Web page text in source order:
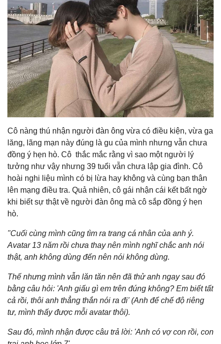
Cô nàng thú nhận người đàn ông vừa có điều kiện, vừa ga
lăng, lãng mạn này đúng là gu của mình nhưng vẫn chưa
đồng ý hẹn hò. Cô thắc mắc rằng vì sao một người lý
tưởng như vậy nhưng 39 tuổi vẫn chưa lập gia đình. Cô
hoài nghi liệu mình có bị lừa hay không và cùng bạn thân
lên mạng điều tra. Quả nhiên, cô gái nhận cái kết bất ngờ
khi biết sự thật về người đàn ông mà cô sắp đồng ý hẹn
hò.
"Cuối cùng mình cũng tìm ra trang cá nhân của anh ý.
Avatar 13 năm rồi chưa thay nên mình nghĩ chắc anh nói
thật, anh không dùng đến nên nói không dùng.
Thế nhưng mình vẫn lăn tăn nên đã thử anh ngay sau đó
bằng câu hỏi: 'Anh giấu gì em trên đúng không? Em biết tất
cả rồi, thôi anh thẳng thắn nói ra đi' (Anh để chế độ riêng
tư, mình thấy được mỗi avatar thôi).
Sau đó, mình nhận được câu trả lời: 'Anh có vợ con rồi, con